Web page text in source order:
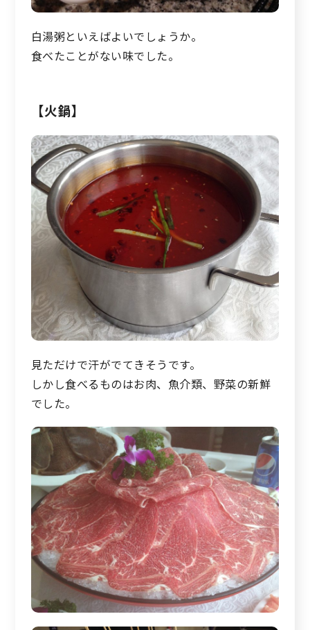
白湯粥といえばよいでしょうか。
食べたことがない味でした。
【火鍋】
見ただけで汗がでてきそうです。
しかし食べるものはお肉、魚介類、野菜の新鮮
でした。